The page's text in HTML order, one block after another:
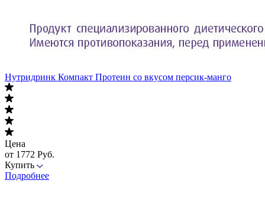
Нутридринк Компакт Протеин со вкусом персик-манго
Цена
от 1772 Руб.
Купить
Подробнее